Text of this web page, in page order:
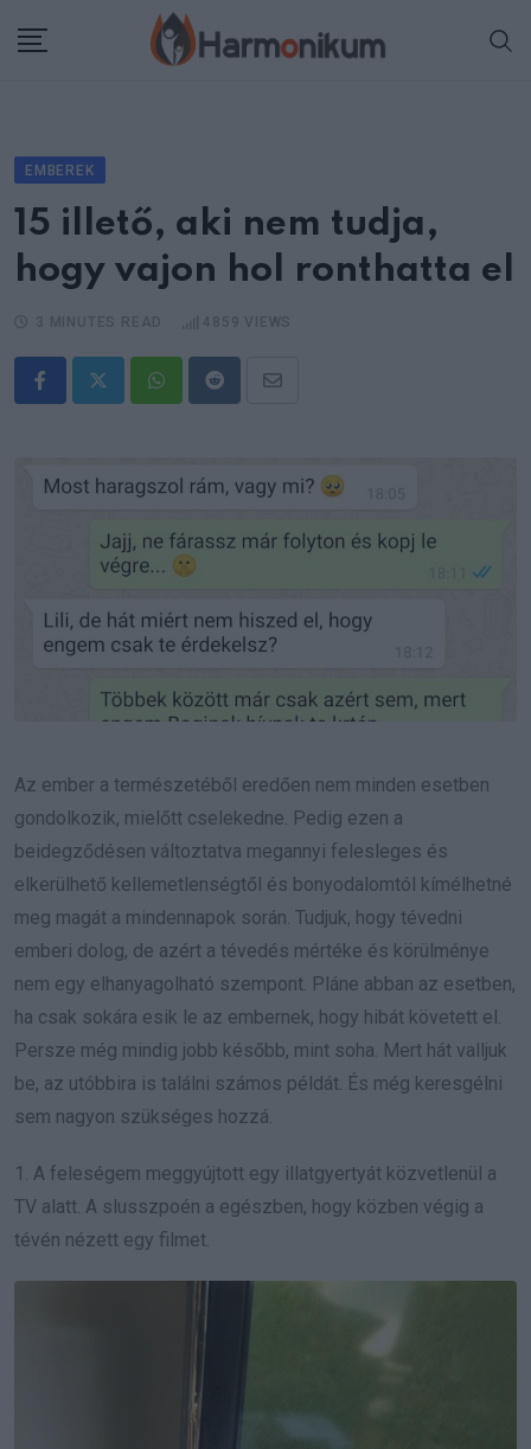
EMBEREK
15 illető, aki nem tudja,
hogy vajon hol ronthatta el
WhatsappRedditShare
Az ember a természetéből eredően nem minden esetben
gondolkozik, mielőtt cselekedne. Pedig ezen a
beidegződésen változtatva megannyi felesleges és
elkerülhető kellemetlenségtől és bonyodalomtól kímélhetné
meg magát a mindennapok során. Tudjuk, hogy tévedni
emberi dolog, de azért a tévedés mértéke és körülménye
nem egy elhanyagolható szempont. Pláne abban az esetben,
ha csak sokára esik le az embernek, hogy hibát követett el.
Persze még mindig jobb később, mint soha. Mert hát valljuk
be, az utóbbira is találni számos példát. És még keresgélni
sem nagyon szükséges hozzá.
1. A feleségem meggyújtott egy illatgyertyát közvetlenül a
TV alatt. A slusszpoén a egészben, hogy közben végig a
tévén nézett egy filmet.